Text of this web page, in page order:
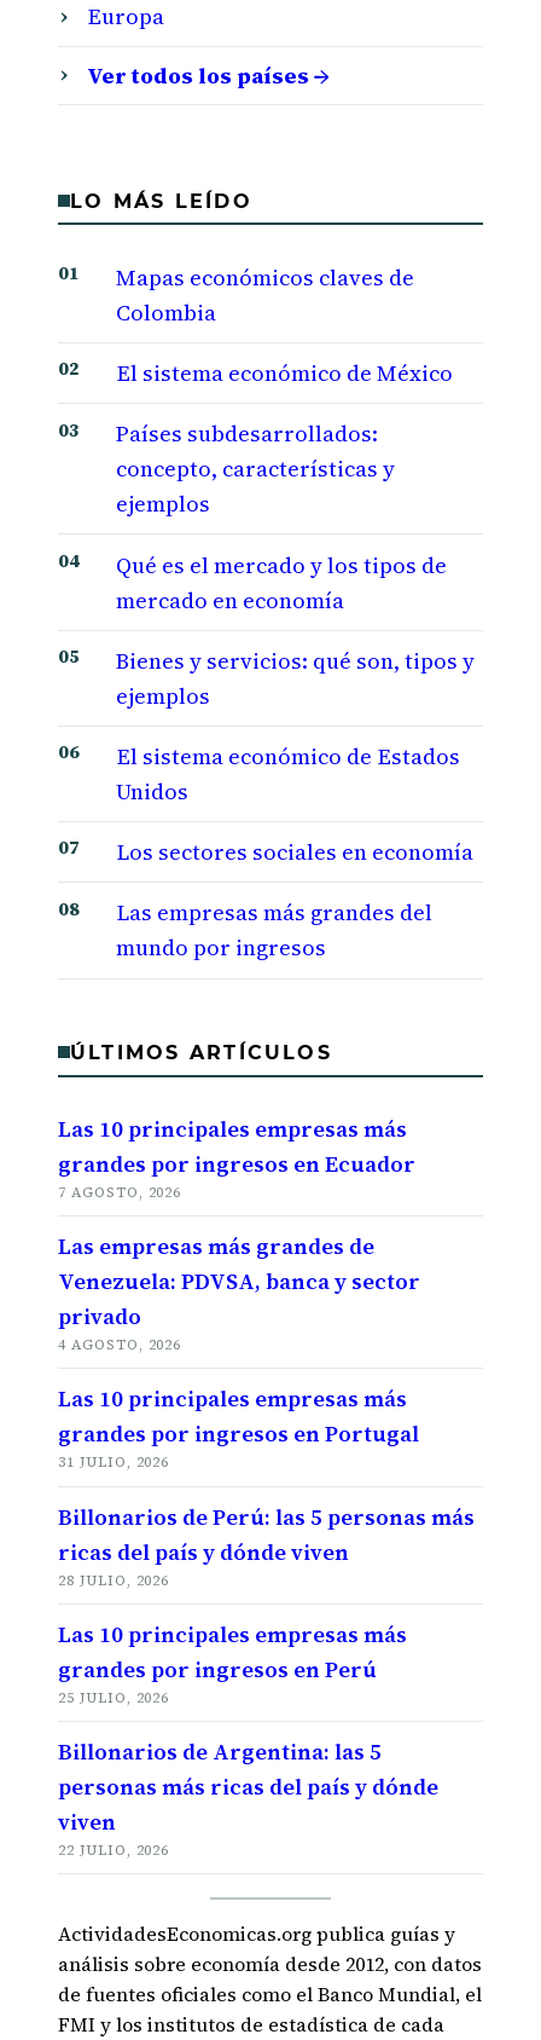
Europa
Ver todos los países →
LO MÁS LEÍDO
Mapas económicos claves de
Colombia
El sistema económico de México
Países subdesarrollados:
concepto, características y
ejemplos
Qué es el mercado y los tipos de
mercado en economía
Bienes y servicios: qué son, tipos y
ejemplos
El sistema económico de Estados
Unidos
Los sectores sociales en economía
Las empresas más grandes del
mundo por ingresos
ÚLTIMOS ARTÍCULOS
Las 10 principales empresas más
grandes por ingresos en Ecuador
7 AGOSTO, 2026
Las empresas más grandes de
Venezuela: PDVSA, banca y sector
privado
4 AGOSTO, 2026
Las 10 principales empresas más
grandes por ingresos en Portugal
31 JULIO, 2026
Billonarios de Perú: las 5 personas más
ricas del país y dónde viven
28 JULIO, 2026
Las 10 principales empresas más
grandes por ingresos en Perú
25 JULIO, 2026
Billonarios de Argentina: las 5
personas más ricas del país y dónde
viven
22 JULIO, 2026
ActividadesEconomicas.org publica guías y
análisis sobre economía desde 2012, con datos
de fuentes oficiales como el Banco Mundial, el
FMI y los institutos de estadística de cada